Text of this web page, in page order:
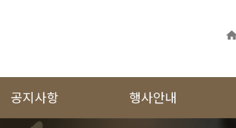
공지사항 행사안내